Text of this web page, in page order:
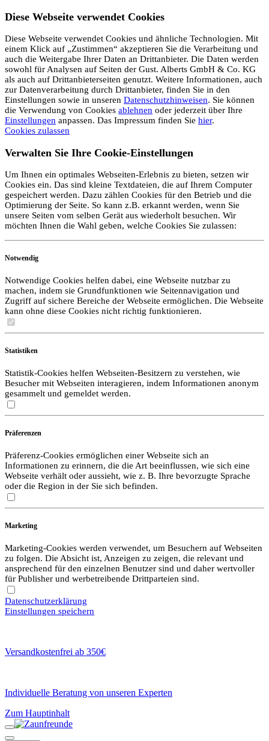
Diese Webseite verwendet Cookies
Diese Webseite verwendet Cookies und ähnliche Technologien. Mit
einem Klick auf „Zustimmen“ akzeptieren Sie die Verarbeitung und
auch die Weitergabe Ihrer Daten an Drittanbieter. Die Daten werden
sowohl für Analysen auf Seiten der Gust. Alberts GmbH & Co. KG
als auch auf Drittanbieterseiten genutzt. Weitere Informationen, auch
zur Datenverarbeitung durch Drittanbieter, finden Sie in den
Einstellungen sowie in unseren Datenschutzhinweisen. Sie können
die Verwendung von Cookies ablehnen oder jederzeit über Ihre
Einstellungen anpassen. Das Impressum finden Sie hier.
Cookies zulassen
Verwalten Sie Ihre Cookie-Einstellungen
Um Ihnen ein optimales Webseiten-Erlebnis zu bieten, setzen wir
Cookies ein. Das sind kleine Textdateien, die auf Ihrem Computer
gespeichert werden. Dazu zählen Cookies für den Betrieb und die
Optimierung der Seite. So kann z.B. erkannt werden, wenn Sie
unsere Seiten vom selben Gerät aus wiederholt besuchen. Wir
möchten Ihnen die Wahl geben, welche Cookies Sie zulassen:
Notwendig
Notwendige Cookies helfen dabei, eine Webseite nutzbar zu
machen, indem sie Grundfunktionen wie Seitennavigation und
Zugriff auf sichere Bereiche der Webseite ermöglichen. Die Webseite
kann ohne diese Cookies nicht richtig funktionieren.
Statistiken
Statistik-Cookies helfen Webseiten-Besitzern zu verstehen, wie
Besucher mit Webseiten interagieren, indem Informationen anonym
gesammelt und gemeldet werden.
Präferenzen
Präferenz-Cookies ermöglichen einer Webseite sich an
Informationen zu erinnern, die die Art beeinflussen, wie sich eine
Webseite verhält oder aussieht, wie z. B. Ihre bevorzugte Sprache
oder die Region in der Sie sich befinden.
Marketing
Marketing-Cookies werden verwendet, um Besuchern auf Webseiten
zu folgen. Die Absicht ist, Anzeigen zu zeigen, die relevant und
ansprechend für den einzelnen Benutzer sind und daher wertvoller
für Publisher und werbetreibende Drittparteien sind.
Datenschutzerklärung
Einstellungen speichern
Versandkostenfrei ab 350€
Individuelle Beratung von unseren Experten
Zum Hauptinhalt